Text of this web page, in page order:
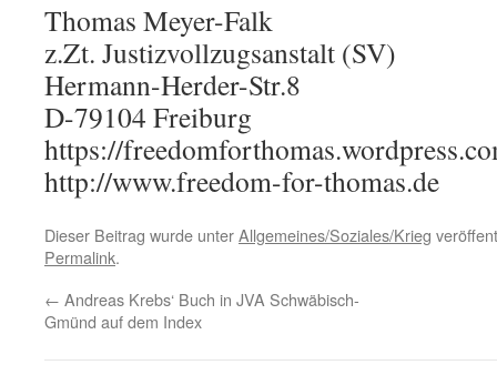
Thomas Meyer-Falk
z.Zt. Justizvollzugsanstalt (SV)
Hermann-Herder-Str.8
D-79104 Freiburg
https://
http://www.freedom-for-thomas.de
Dieser Beitrag wurde unterAllgemeines/Soziales/Krieg
Permalink.
← Andreas Krebs‘ Buch in JVA Schwäbisch-
Gmünd auf dem Index